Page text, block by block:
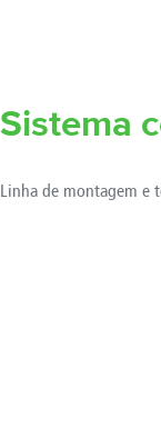
Sistema
Linha de montagem e